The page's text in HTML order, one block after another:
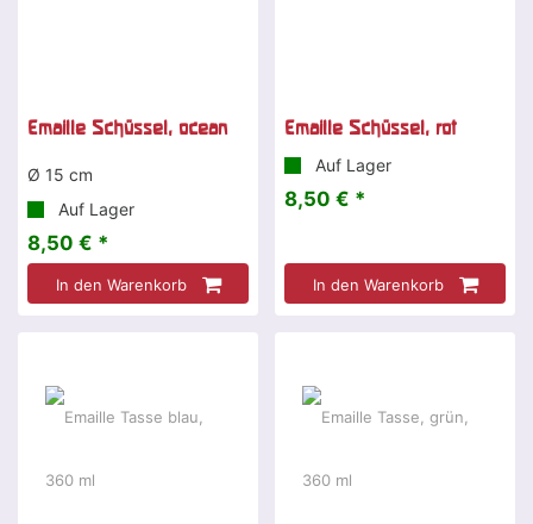
Emaille Schüssel, ocean
Ø 15 cm
Auf Lager
8,50 € *
In den Warenkorb
Emaille Schüssel, rot
Auf Lager
8,50 € *
In den Warenkorb